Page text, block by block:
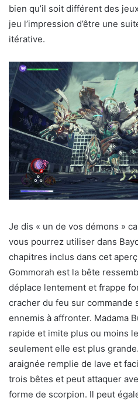
bien qu’il soit différent des
jeu l’impression d’être une
itérative.
Je dis « un de vos démons »
vous pourrez utiliser dans
chapitres inclus dans cet
Gommorah est la bête
déplace lentement et frappe
cracher du feu sur commande
ennemis à affronter. Madama
rapide et imite plus ou moins
seulement elle est plus
araignée remplie de lave et
trois bêtes et peut attaquer
forme de scorpion. Il peut